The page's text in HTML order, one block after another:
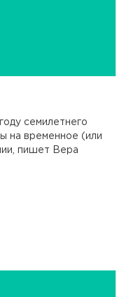
семилетнего
на временное (или
пишет Вера